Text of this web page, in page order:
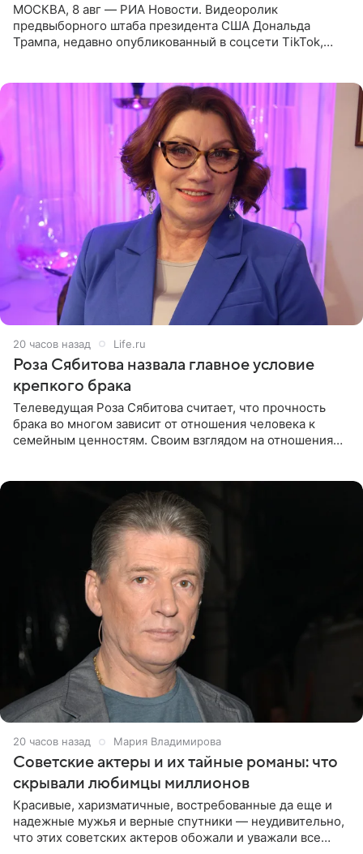
МОСКВА, 8 авг — РИА Новости. Видеоролик
предвыборного штаба президента США Дональда
Трампа, недавно опубликованный в соцсети TikTok,
20 часов назад Life.ru
Роза Сябитова назвала главное условие
крепкого брака
Телеведущая Роза Сябитова считает, что прочность
брака во многом зависит от отношения человека к
семейным ценностям. Своим взглядом на отношения
20 часов назад Мария Владимирова
Советские актеры и их тайные романы: что
скрывали любимцы миллионов
Красивые, харизматичные, востребованные да еще и
надежные мужья и верные спутники — неудивительно,
что этих советских актеров обожали и уважали все